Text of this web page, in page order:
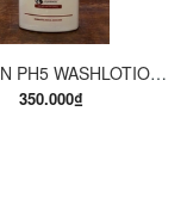
EUCERIN PH5 WASHLOTION 400ML. SỮA TẮM DẠNG GEL CHO DA NHẠY CẢM.
350.000₫